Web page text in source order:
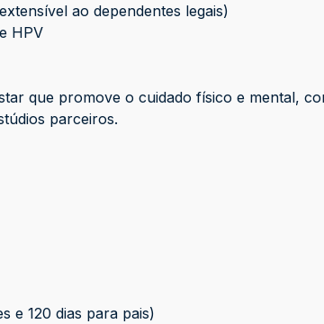
ao dependentes legais)
HPV
que promove o cuidado físico e mental,
parceiros.
e 120 dias para pais)